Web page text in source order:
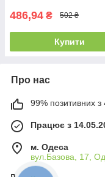
486,94 ₴ 502 ₴
Купити
Про нас
99% позитивних з
Працює з
м. Одеса
вул.Базова, 17,